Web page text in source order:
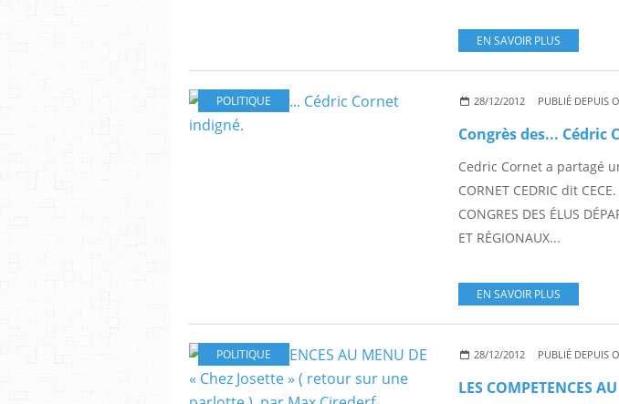
EN SAVOIR PLUS
POLITIQUE 28/12/2012 PUBLIÉ DEPUIS
Cedric Cornet a partagé
CORNET CEDRIC dit
CONGRES DES ÉLUS
ET RÉGIONAUX...
EN SAVOIR PLUS
POLITIQUE 28/12/2012 PUBLIÉ DEPUIS